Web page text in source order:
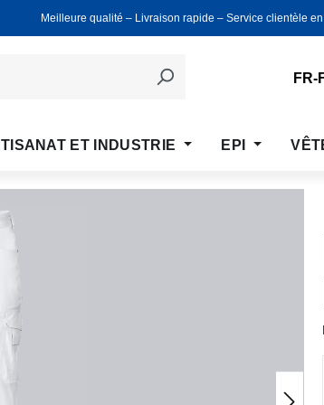
Meilleure qualité ‒ Livraison rapide ‒ Service clientèle
FR-
ET INDUSTRIE EPI